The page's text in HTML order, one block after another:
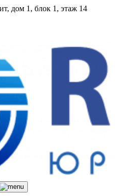
дом 1, блок 1, этаж 14